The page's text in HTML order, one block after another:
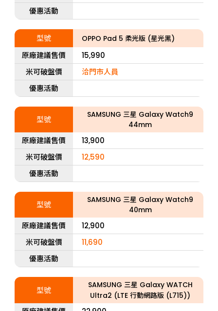
優惠活動
型號 OPPO Pad 5 柔光版 (星光黑)
原廠建議售價
15,990
米可破盤價
洽門市人員
優惠活動
型號
SAMSUNG 三星 Galaxy Watch9
44mm
原廠建議售價
13,900
米可破盤價
12,590
優惠活動
型號
SAMSUNG 三星 Galaxy Watch9
40mm
原廠建議售價
12,900
米可破盤價
11,690
優惠活動
型號
SAMSUNG 三星 Galaxy WATCH
Ultra2 (LTE 行動網路版 (L715))